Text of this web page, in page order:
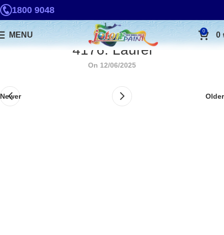
1800 9048
MENU 0 0
4176. Laurel
On 12/06/2025
Newer Older